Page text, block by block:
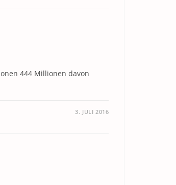
444 Millionen davon
3. JULI 2016